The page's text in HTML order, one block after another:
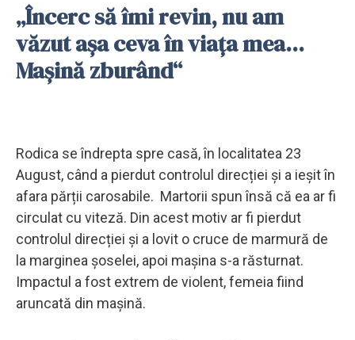
„Încerc să îmi revin, nu am
văzut așa ceva în viața mea...
Mașină zburând“
Rodica se îndrepta spre casă, în localitatea 23
August, când a pierdut controlul direcției și a ieșit în
afara părții carosabile. Martorii spun însă că ea ar fi
circulat cu viteză. Din acest motiv ar fi pierdut
controlul direcției și a lovit o cruce de marmură de
la marginea șoselei, apoi mașina s-a răsturnat.
Impactul a fost extrem de violent, femeia fiind
aruncată din mașină.